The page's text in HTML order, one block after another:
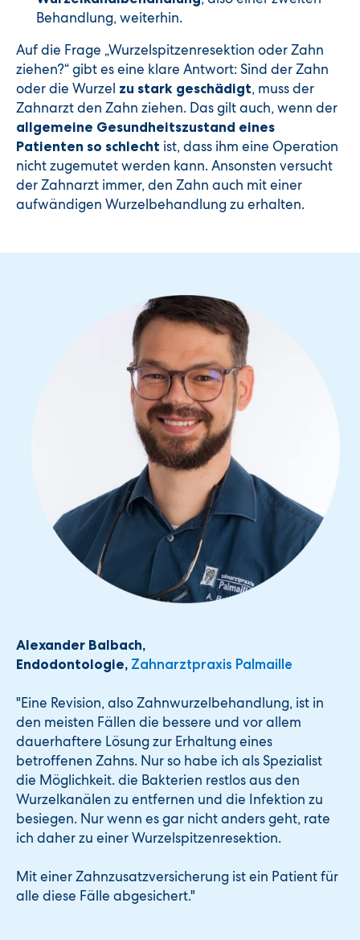
Behandlung, weiterhin.
Auf die Frage „Wurzelspitzenresektion oder Zahn
ziehen?“ gibt es eine klare Antwort: Sind der Zahn
oder die Wurzel zu stark geschädigt, muss der
Zahnarzt den Zahn ziehen. Das gilt auch, wenn der
allgemeine Gesundheitszustand eines
Patienten so schlecht ist, dass ihm eine Operation
nicht zugemutet werden kann. Ansonsten versucht
der Zahnarzt immer, den Zahn auch mit einer
aufwändigen Wurzelbehandlung zu erhalten.
Alexander Balbach,
Endodontologie, Zahnarztpraxis Palmaille
"Eine Revision, also Zahnwurzelbehandlung, ist in
den meisten Fällen die bessere und vor allem
dauerhaftere Lösung zur Erhaltung eines
betroffenen Zahns. Nur so habe ich als Spezialist
die Möglichkeit. die Bakterien restlos aus den
Wurzelkanälen zu entfernen und die Infektion zu
besiegen. Nur wenn es gar nicht anders geht, rate
ich daher zu einer Wurzelspitzenresektion.
Mit einer Zahnzusatzversicherung ist ein Patient für
alle diese Fälle abgesichert."